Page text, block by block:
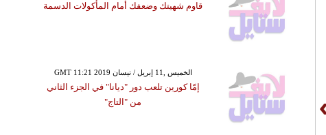
قاوم شهيتك وضعفك أمام المأكولات الدسمة
GMT 11:21 2019 الخميس ,11 إبريل / نيسان
إمّا كورين تلعب دور "ديانا" في الجزء الثاني
من "التاج"